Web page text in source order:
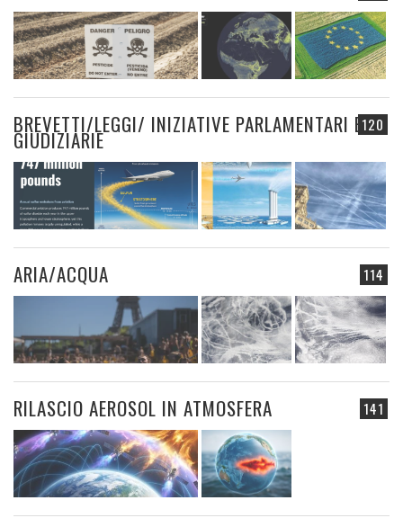
120
BREVETTI/LEGGI/ INIZIATIVE PARLAMENTARI E
GIUDIZIARIE
114
ARIA/ACQUA
141
RILASCIO AEROSOL IN ATMOSFERA